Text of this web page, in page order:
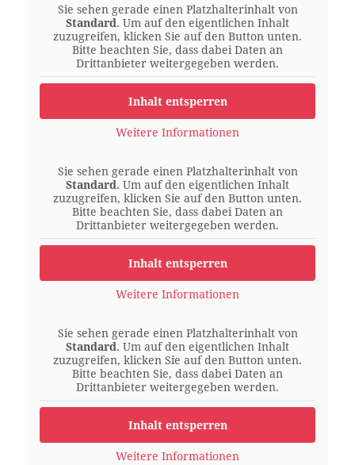
Sie sehen gerade einen Platzhalterinhalt von
Standard. Um auf den eigentlichen Inhalt
zuzugreifen, klicken Sie auf den Button unten.
Bitte beachten Sie, dass dabei Daten an
Drittanbieter weitergegeben werden.
Inhalt entsperren
Weitere Informationen
Sie sehen gerade einen Platzhalterinhalt von
Standard. Um auf den eigentlichen Inhalt
zuzugreifen, klicken Sie auf den Button unten.
Bitte beachten Sie, dass dabei Daten an
Drittanbieter weitergegeben werden.
Inhalt entsperren
Weitere Informationen
Sie sehen gerade einen Platzhalterinhalt von
Standard. Um auf den eigentlichen Inhalt
zuzugreifen, klicken Sie auf den Button unten.
Bitte beachten Sie, dass dabei Daten an
Drittanbieter weitergegeben werden.
Inhalt entsperren
Weitere Informationen